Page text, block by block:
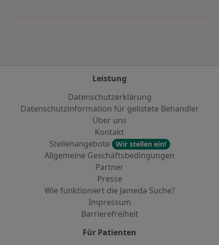
Leistung
Datenschutzerklärung
Datenschutzinformation für gelistete Behandler
Über uns
Kontakt
Stellenangebote
Wir stellen ein!
Allgemeine Geschäftsbedingungen
Partner
Presse
Wie funktioniert die Jameda Suche?
Impressum
Barrierefreiheit
Für Patienten